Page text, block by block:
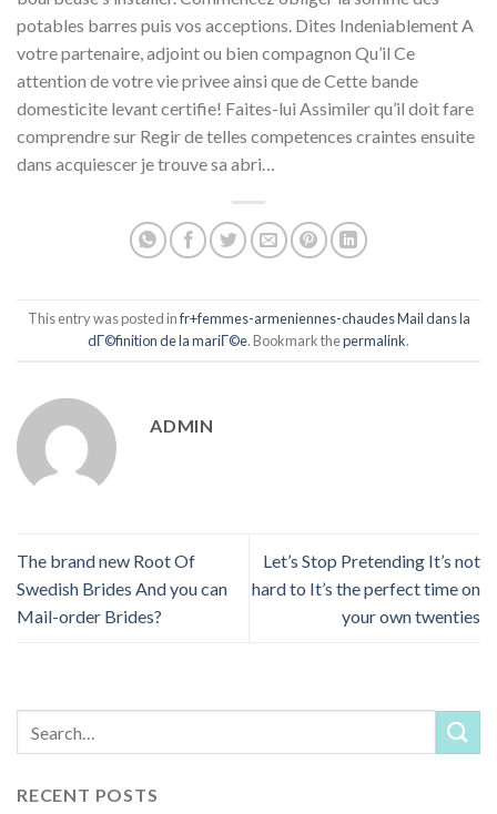
potables barres puis vos acceptions. Dites Indeniablement A
votre partenaire, adjoint ou bien compagnon Qu’il Ce
attention de votre vie privee ainsi que de Cette bande
domesticite levant certifie! Faites-lui Assimiler qu’il doit fare
comprendre sur Regir de telles competences craintes ensuite
dans acquiescer je trouve sa abri…
This entry was posted infr+femmes-armeniennes-chaudes Mail dans la
dГ©finition de la mariГ©e. Bookmark thepermalink.
ADMIN
The brand new Root Of
Swedish Brides And you can
Mail-order Brides?
Let’s Stop Pretending It’s not
hard to It’s the perfect time on
your own twenties
RECENT POSTS